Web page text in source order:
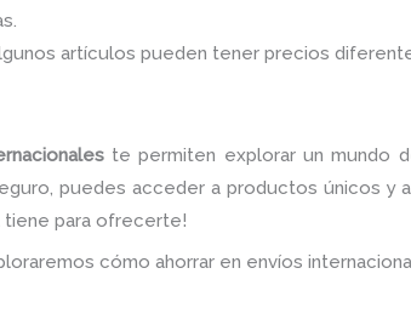
artículos pueden tener precios
te permiten explorar un mundo
puedes acceder a productos únicos y
para ofrecerte!
cómo ahorrar en envíos